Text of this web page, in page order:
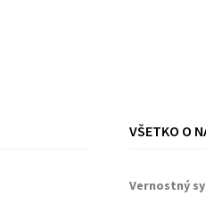
VŠETKO O
Vernostný